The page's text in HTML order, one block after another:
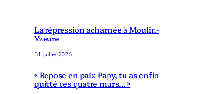
La répression acharnée à Moulin-
Yzeure
31 juillet 2026
« Repose en paix Papy, tu as enfin
quitté ces quatre murs… »